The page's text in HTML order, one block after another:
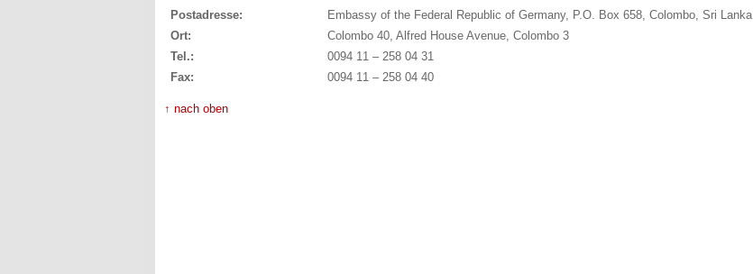
Postadresse:
Embassy of the Federal Republic of Germany, P.O. Box 658, Colombo, Sri Lanka
Ort:
Colombo 40, Alfred House Avenue, Colombo 3
Tel.:
0094 11 – 258 04 31
Fax:
0094 11 – 258 04 40
↑ nach oben